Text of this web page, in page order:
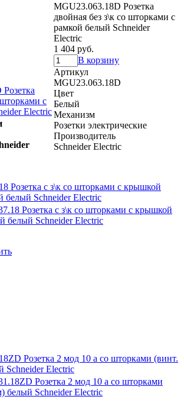
MGU23.063.18D Розетка
двойная без з\к со шторками с
рамкой белый Schneider
Electric
1 404 руб.
В корзину
Артикул
MGU23.063.18D
Цвет
Белый
Механизм
Розетки электрические
Производитель
Schneider Electric
Розетка с з\к со шторками с крышкой
белый Schneider Electric
Розетка 2 мод 10 а со шторками (винт.
Schneider Electric